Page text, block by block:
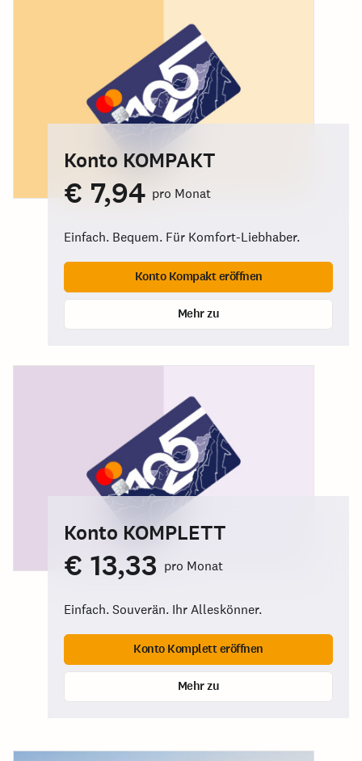
Konto KOMPAKT
€ 7,94 pro Monat
Einfach. Bequem. Für Komfort-Liebhaber.
Konto Kompakt eröffnen
Mehr zu
Konto KOMPLETT
€ 13,33 pro Monat
Einfach. Souverän. Ihr Alleskönner.
Konto Komplett eröffnen
Mehr zu